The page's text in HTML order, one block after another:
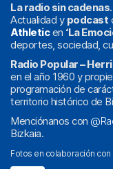
La radio sin cadenas
Actualidad y podcast
Athleticen ‘La
deportes, sociedad,
Radio Popular –
en el año 1960 y
programación de
territorio histórico de
Menciónanos con
Bizkaia.
Fotos en colaboración con